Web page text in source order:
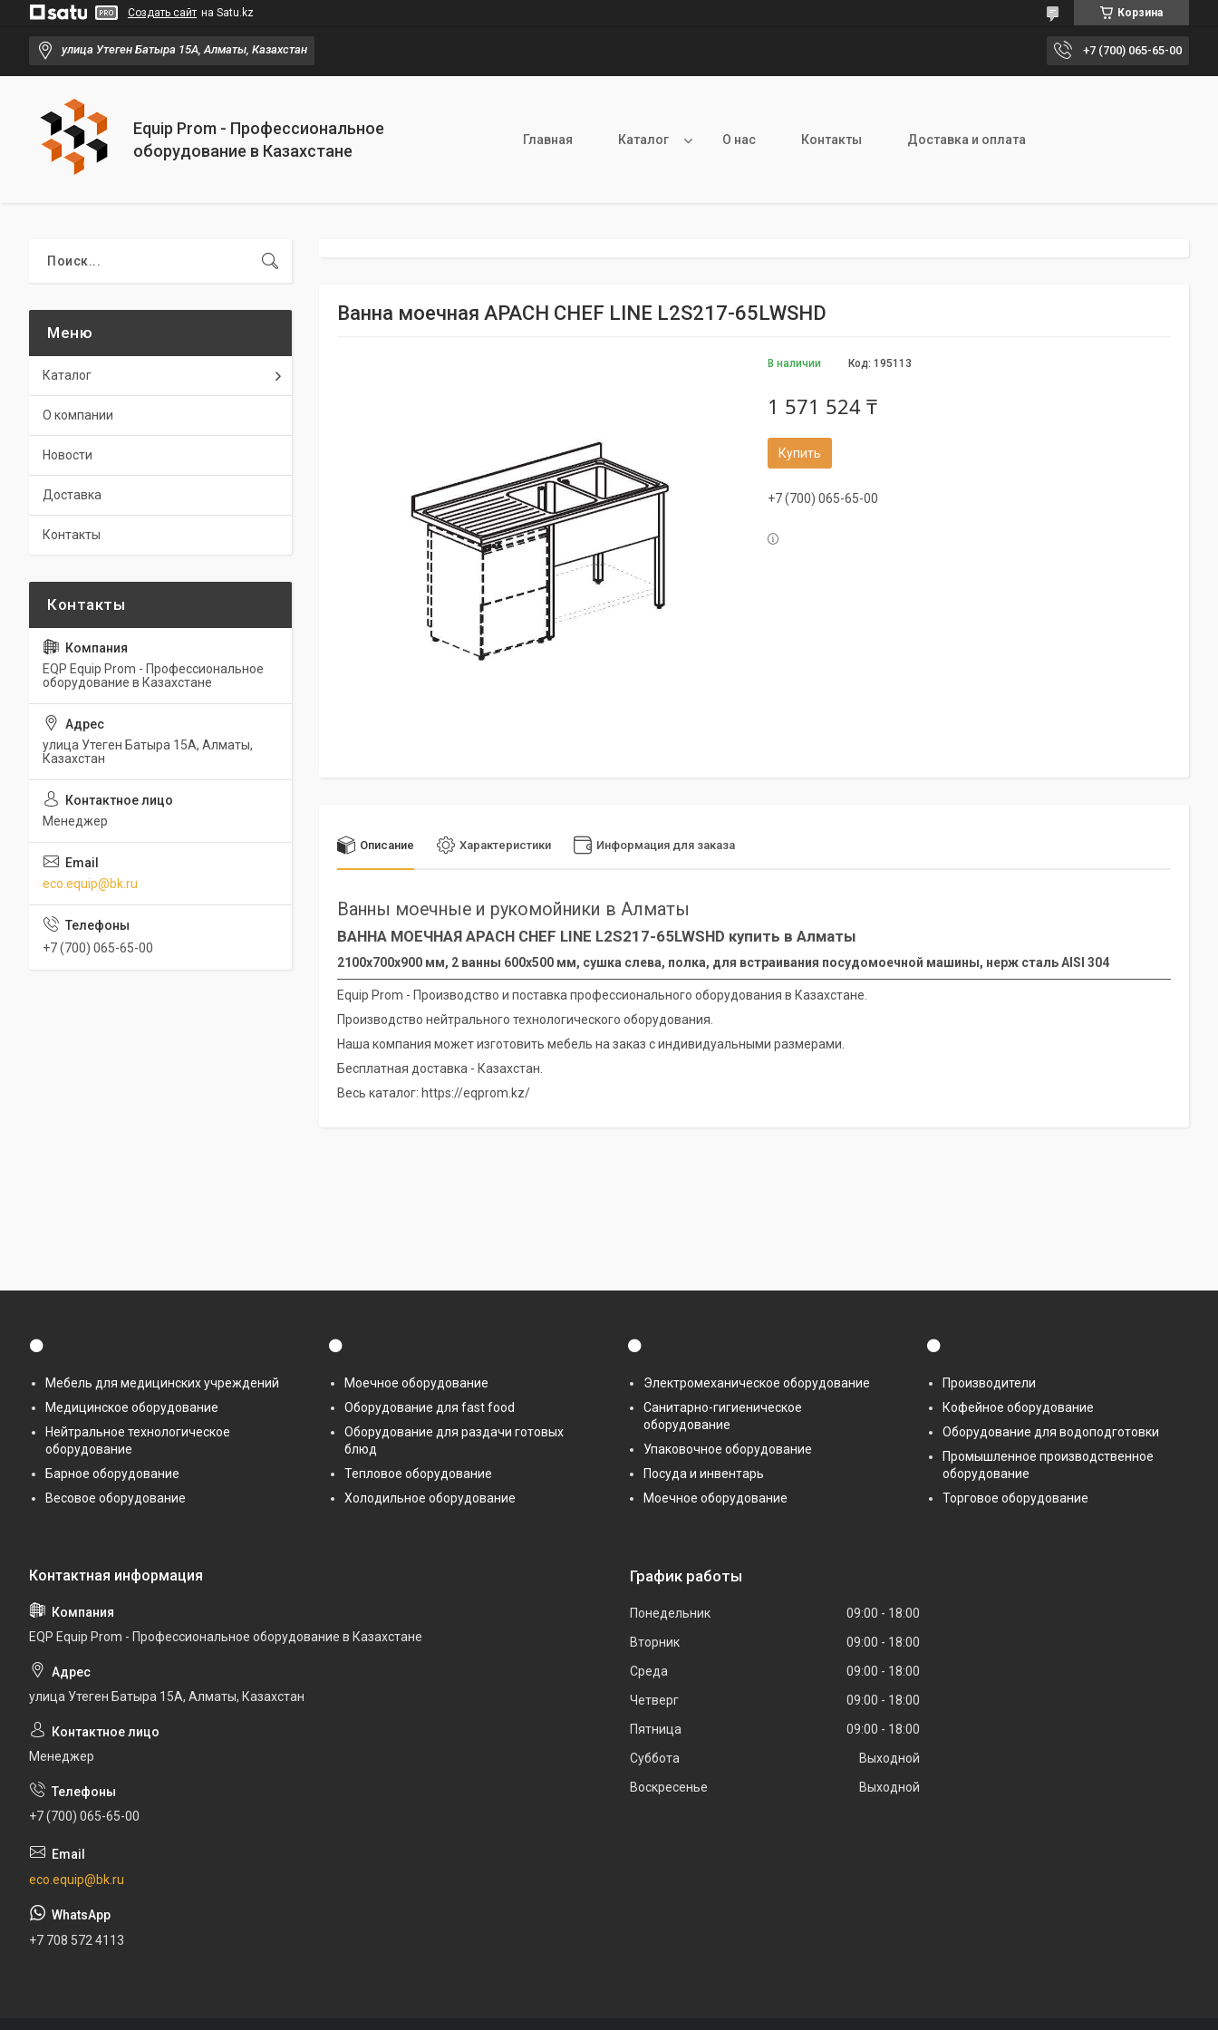
Создать сайт на Satu.kz Корзина
улица Утеген Батыра 15А, Алматы, Казахстан +7 (700) 065-65-00
Equip Prom - Профессиональное
оборудование в Казахстане
Главная Каталог О нас Контакты Доставка и оплата
Ванна моечная APACH CHEF LINE L2S217-65LWSHD
В наличии Код: 195113
1 571 524 ₸
Купить
+7 (700) 065-65-00
Описание Характеристики Информация для заказа
Ванны моечные и рукомойники в Алматы
ВАННА МОЕЧНАЯ APACH CHEF LINE L2S217-65LWSHD купить в Алматы
2100х700х900 мм, 2 ванны 600х500 мм, сушка слева, полка, для встраивания посудомоечной машины, нерж сталь AISI 304
Equip Prom - Производство и поставка профессионального оборудования в Казахстане.
Производство нейтрального технологического оборудования.
Наша компания может изготовить мебель на заказ с индивидуальными размерами.
Бесплатная доставка - Казахстан.
Весь каталог: https://eqprom.kz/
Каталог
О компании
Новости
Доставка
Контакты
EQP Equip Prom - Профессиональное
оборудование в Казахстане
улица Утеген Батыра 15А, Алматы,
Казахстан
Менеджер
eco.equip@bk.ru
+7 (700) 065-65-00
⚫
Мебель для медицинских учреждений
Медицинское оборудование
Нейтральное технологическое
оборудование
Барное оборудование
Весовое оборудование
⚫
Моечное оборудование
Оборудование для fast food
Оборудование для раздачи готовых
блюд
Тепловое оборудование
Холодильное оборудование
⚫
Электромеханическое оборудование
Санитарно-гигиеническое
оборудование
Упаковочное оборудование
Посуда и инвентарь
Моечное оборудование
⚫
Производители
Кофейное оборудование
Оборудование для водоподготовки
Промышленное производственное
оборудование
Торговое оборудование
EQP Equip Prom - Профессиональное оборудование в Казахстане
улица Утеген Батыра 15А, Алматы, Казахстан
Менеджер
+7 (700) 065-65-00
eco.equip@bk.ru
+7 708 572 4113
График работы
Понедельник 09:00
18:00
Вторник
09:00
18:00
Среда
09:00
18:00
Четверг
09:00
18:00
Пятница
09:00
18:00
Суббота
Выходной
Воскресенье
Выходной